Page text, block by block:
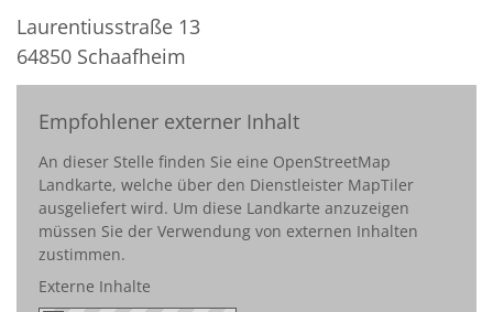
Laurentiusstraße 13
64850 Schaafheim
Empfohlener externer Inhalt
An dieser Stelle finden Sie eine OpenStreetMap
Landkarte, welche über den Dienstleister MapTiler
ausgeliefert wird. Um diese Landkarte anzuzeigen
müssen Sie der Verwendung von externen Inhalten
zustimmen.
Externe Inhalte